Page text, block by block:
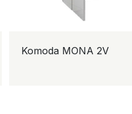
Komoda MONA 2V